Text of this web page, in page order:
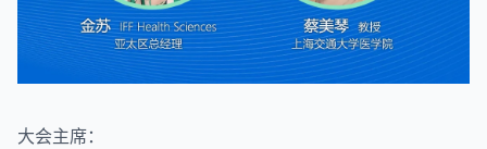
大会主席：